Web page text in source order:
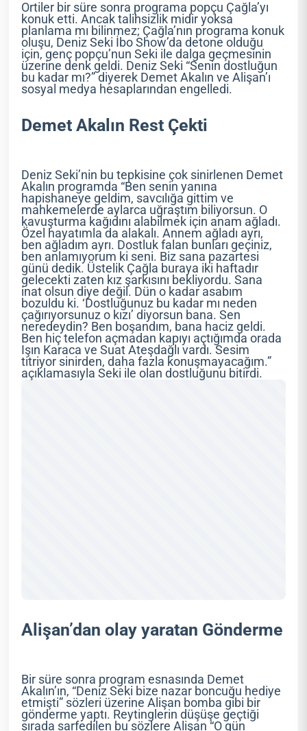
Ortiler bir süre sonra programa popçu Çağla’yı
konuk etti. Ancak talihsizlik midir yoksa
planlama mı bilinmez; Çağla’nın programa konuk
oluşu, Deniz Seki İbo Show’da detone olduğu
için, genç popçu’nun Seki ile dalga geçmesinin
üzerine denk geldi. Deniz Seki “Senin dostluğun
bu kadar mı?” diyerek Demet Akalın ve Alişan’ı
sosyal medya hesaplarından engelledi.
Demet Akalın Rest Çekti
Deniz Seki’nin bu tepkisine çok sinirlenen Demet
Akalın programda “Ben senin yanına
hapishaneye geldim, savcılığa gittim ve
mahkemelerde aylarca uğraştım biliyorsun. O
kavuşturma kağıdını alabilmek için anam ağladı.
Özel hayatımla da alakalı. Annem ağladı ayrı,
ben ağladım ayrı. Dostluk falan bunları geçiniz,
ben anlamıyorum ki seni. Biz sana pazartesi
günü dedik. Üstelik Çağla buraya iki haftadır
gelecekti zaten kız şarkısını bekliyordu. Sana
inat olsun diye değil. Dün o kadar asabım
bozuldu ki. ‘Dostluğunuz bu kadar mı neden
çağırıyorsunuz o kızı’ diyorsun bana. Sen
neredeydin? Ben boşandım, bana haciz geldi.
Ben hiç telefon açmadan kapıyı açtığımda orada
Işın Karaca ve Suat Ateşdağlı vardı. Sesim
titriyor sinirden, daha fazla konuşmayacağım.”
açıklamasıyla Seki ile olan dostluğunu bitirdi.
Alişan’dan olay yaratan Gönderme
Bir süre sonra program esnasında Demet
Akalın’ın, “Deniz Seki bize nazar boncuğu hediye
etmişti” sözleri üzerine Alişan bomba gibi bir
gönderme yaptı. Reytinglerin düşüşe geçtiği
sırada sarfedilen bu sözlere Alişan “O gün